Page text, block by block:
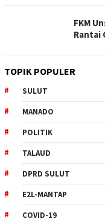
FKM
Rantai
TOPIK POPULER
SULUT
MANADO
POLITIK
TALAUD
DPRD SULUT
E2L-MANTAP
COVID-19